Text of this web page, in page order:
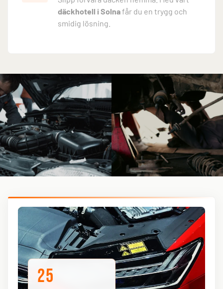
däckhotell i Solnafår du en trygg och
smidig lösning.
25